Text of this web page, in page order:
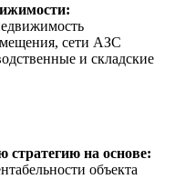
сети АЗС
и складские
на основе:
объекта